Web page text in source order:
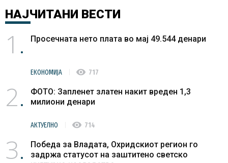
НАЈЧИТАНИ ВЕСТИ
1 Просечната нето плата во мај 49.544 денари
ЕКОНОМИЈА visibility 717
2
ФОТО: Запленет златен накит вреден 1,3
милиони денари
АКТУЕЛНО visibility 714
3
Победа за Владата, Охридскиот регион го
задржа статусот на заштитено светско